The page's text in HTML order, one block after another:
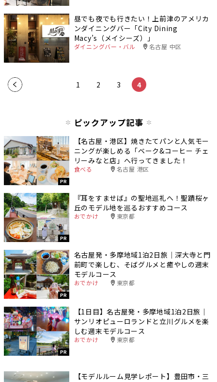
昼でも夜でも行きたい！上前津のアメリカ
ンダイニングバー「City Dining
Macy’s（メイシーズ）」
ダイニングバー・バル 名古屋 中区
« 1 2 3 4
ピックアップ記事
PR
【名古屋・港区】焼きたてパンと人気モー
ニングが楽しめる「ベーク&コーヒー チェ
リーみなと店」へ行ってきました！
食べる 名古屋 港区
PR
『耳をすませば』の聖地巡礼へ！聖蹟桜ヶ
丘のモデル地を巡るおすすめコース
おでかけ 東京都
PR
名古屋発・多摩地域1泊2日旅｜深大寺と門
前町で楽しむ、そばグルメと癒やしの週末
モデルコース
おでかけ 東京都
PR
【1日目】名古屋発・多摩地域1泊2日旅｜
サンリオピューロランドと立川グルメを楽
しむ週末モデルコース
おでかけ 東京都
【モデルルーム見学レポート】豊田市・三